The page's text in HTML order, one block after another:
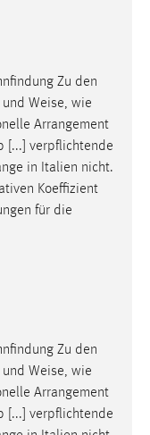
Zu den
Weise, wie
Arrangement
[...] verpflichtende
in Italien nicht.
Koeffizient
für die
Zu den
Weise, wie
Arrangement
[...] verpflichtende
Social Media
von diesen